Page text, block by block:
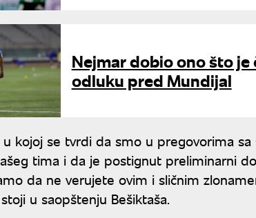
Nejmar dobio ono što
odluku pred Mundijal
u kojoj se tvrdi da smo u pregovorima
tima i da je postignut preliminarni
da ne verujete ovim i sličnim
u saopštenju Bešiktaša.